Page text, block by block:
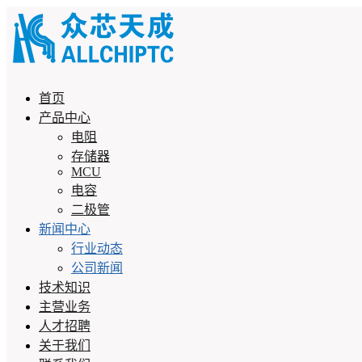
首页
产品中心
电阻
存储器
MCU
电容
二极管
新闻中心
行业动态
公司新闻
技术知识
主营业务
人才招聘
关于我们